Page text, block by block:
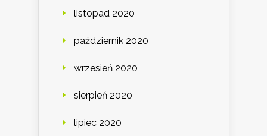
listopad 2020
październik 2020
wrzesień 2020
sierpień 2020
lipiec 2020